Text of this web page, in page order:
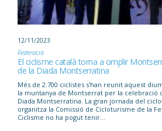
12/11/2023
Federació
El ciclisme català torna a omplir
de la Diada Montserratina
Més de 2.700 ciclistes s'han reunit aquest
la muntanya de Montserrat per la celebració
Diada Montserratina. La gran jornada del
organitza la Comissió de Cicloturisme de la
Ciclisme no ha pogut tenir...